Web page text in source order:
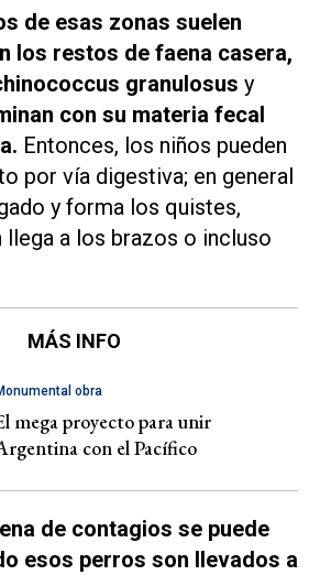
de esas zonas suelen
los restos de faena casera,
granulosus y
con su materia fecal
Entonces, los niños pueden
por vía digestiva; en general
y forma los quistes,
llega a los brazos o incluso
MÁS INFO
obra
mega proyecto para unir
con el Pacífico
de contagios se puede
esos perros son llevados a